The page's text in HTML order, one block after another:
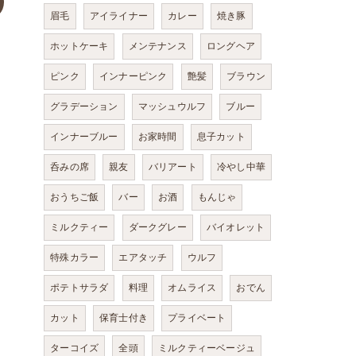
眉毛 アイライナー カレー 焼き豚
ホットケーキ メンテナンス ロングヘア
ピンク インナーピンク 艶髪 ブラウン
グラデーション マッシュウルフ ブルー
インナーブルー お家時間 息子カット
呑みの席 親友 バリアート 冷やし中華
おうちご飯 バー お酒 もんじゃ
ミルクティー ダークグレー バイオレット
特殊カラー エアタッチ ウルフ
ポテトサラダ 料理 オムライス おでん
カット 保育士付き プライベート
ターコイズ 全頭 ミルクティーベージュ